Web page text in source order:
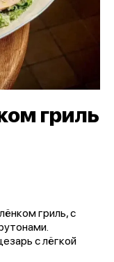
гриль
гриль, с
с лёгкой